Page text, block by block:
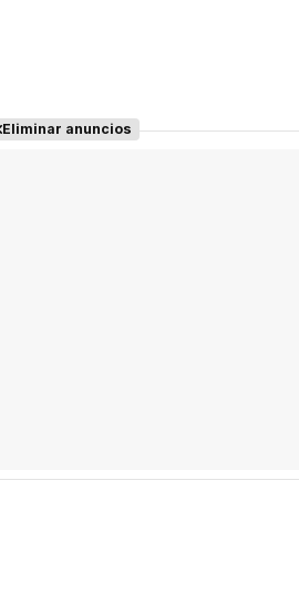
Eliminar anuncios